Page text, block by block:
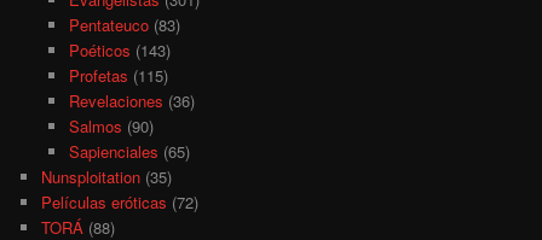
Pentateuco(83)
Poéticos (143)
Profetas (115)
Revelaciones (36)
Salmos (90)
Sapienciales (65)
Nunsploitation (35)
Películas eróticas (72)
TORÁ (88)